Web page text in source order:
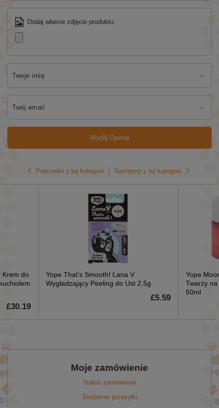
Dodaj własne zdjęcie produktu:
Twoje imię
Twój email
Wyślij Opinię
Poprzedni z tej kategorii
Krem do
£30.19
Yope That’s Smooth! Lana V
Wygładzający Peeling do Ust 2,5g
£5.59
Yope
Twarzy
50ml
Następny z tej kategorii
Moje zamówienie
Status zamówienia
Śledzenie przesyłki